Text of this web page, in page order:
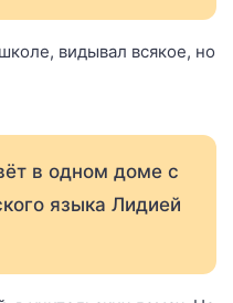
видывал всякое, но
в одном доме с
языка Лидией